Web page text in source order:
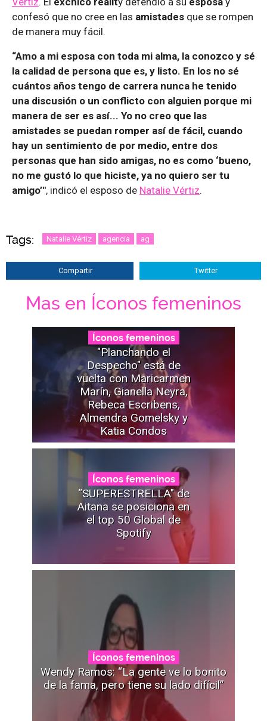
confesó que no cree en las amistades que se rompen
de manera muy fácil.
“Amo a mi esposa con toda mi alma, la conozco y sé
la calidad de persona que es, y listo. En los no sé
cuántos años tengo de carrera nunca he tenido
una discusión o un conflicto con alguien porque mi
manera de ser es así... Yo no creo que las
amistades se puedan romper así de fácil, cuando
hay un sentimiento de por medio, entre dos
personas que han sido amigas, no es como ‘bueno,
no me gustó lo que hiciste, ya no quiero ser tu
amigo’", indicó el esposo de Natalie Vértiz.
Tags: Natalie Vértiz agencia ag
Compartir Twitter
Mas en Íconos femeninos
Íconos femeninos
"Planchando el
Despecho" está de
vuelta con Maricarmen
Marín, Gianella Neyra,
Rebeca Escribens,
Almendra Gomelsky y
Katia Condos
Íconos femeninos
“SUPERESTRELLA" de
Aitana se posiciona en
el top 50 Global de
Spotify
Íconos femeninos
Wendy Ramos: “La gente ve lo bonito
de la fama, pero tiene su lado difícil”